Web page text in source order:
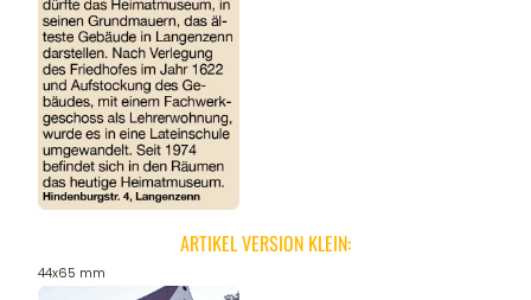
ARTIKEL VERSION KLEIN:
44x65 mm